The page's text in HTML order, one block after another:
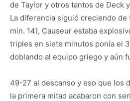
de Taylor y otros tantos de Deck
La diferencia siguió creciendo de
min. 14), Causeur estaba
triples en siete minutos ponía el
doblando al equipo griego y aún
49-27 al descanso y eso que los
la primera mitad acabaron con